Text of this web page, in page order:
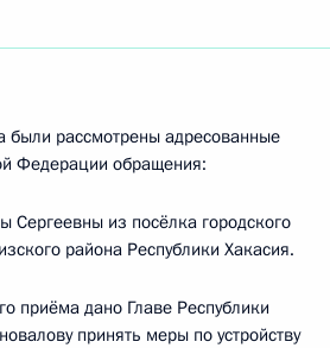
были рассмотрены адресованные
Федерации обращения:
Сергеевны из посёлка городского
района Республики Хакасия.
приёма дано Главе Республики
принять меры по устройству